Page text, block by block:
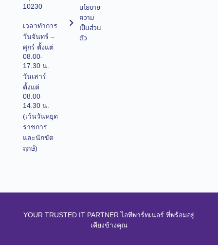
10230
เวลาทำการ
วันจันทร์ –
ศุกร์ ตั้งแต่
08.00-
17.30 น.
วันเสาร์
ตั้งแต่
08.00-
14.30 น.
(เว้นวันหยุด
ราชการ
และนักขัต
ฤกษ์)
นโยบาย
ความ
เป็นส่วน
ตัว
YOUR TRUSTED IT PARTNER ไอทีพาร์ทเนอร์ ที่พร้อมอยู่
เคียงข้างคุณ